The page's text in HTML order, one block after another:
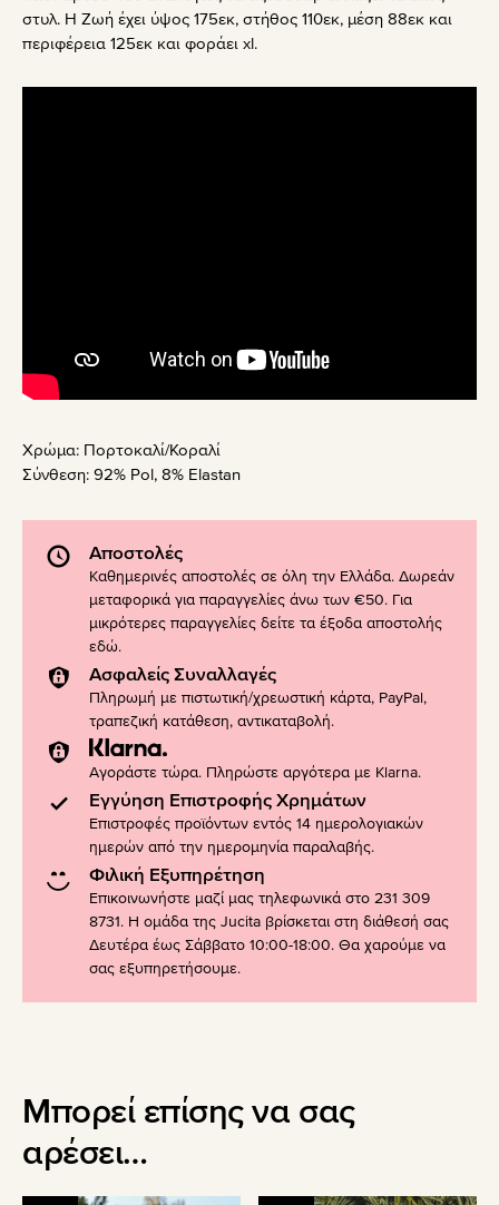
στυλ. Η Ζωή έχει ύψος 175εκ, στήθος 110εκ, μέση 88εκ και
περιφέρεια 125εκ και φοράει xl.
Χρώμα: Πορτοκαλί/Κοραλί
Σύνθεση: 92% Pol, 8% Elastan
Αποστολές
Καθημερινές αποστολές σε όλη την Ελλάδα. Δωρεάν
μεταφορικά για παραγγελίες άνω των €50. Για
μικρότερες παραγγελίες δείτε τα έξοδα αποστολής
εδώ.
Ασφαλείς Συναλλαγές
Πληρωμή με πιστωτική/χρεωστική κάρτα, PayPal,
τραπεζική κατάθεση, αντικαταβολή.
Αγοράστε τώρα. Πληρώστε αργότερα με Klarna.
Εγγύηση Επιστροφής Χρημάτων
Επιστροφές προϊόντων εντός 14 ημερολογιακών
ημερών από την ημερομηνία παραλαβής.
Φιλική Εξυπηρέτηση
Επικοινωνήστε μαζί μας τηλεφωνικά στο 231 309
8731. Η ομάδα της Jucita βρίσκεται στη διάθεσή σας
Δευτέρα έως Σάββατο 10:00-18:00. Θα χαρούμε να
σας εξυπηρετήσουμε.
Μπορεί επίσης να σας
αρέσει…